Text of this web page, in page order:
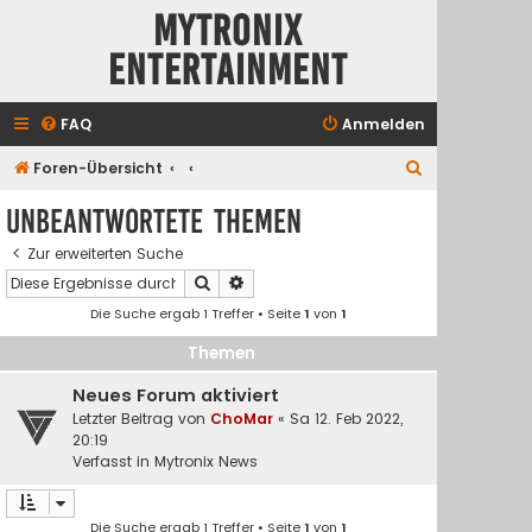
Mytronix
Entertainment
FAQ Anmelden
Foren-Übersicht
Unbeantwortete Themen
Zur erweiterten Suche
Suche
Die Suche ergab 1 Treffer • Seite1 von1
Themen
Neues Forum aktiviert
Letzter Beitrag von ChoMar « Sa 12. Feb 2022,
20:19
Verfasst in Mytronix News
Die Suche ergab 1 Treffer • Seite1 von1